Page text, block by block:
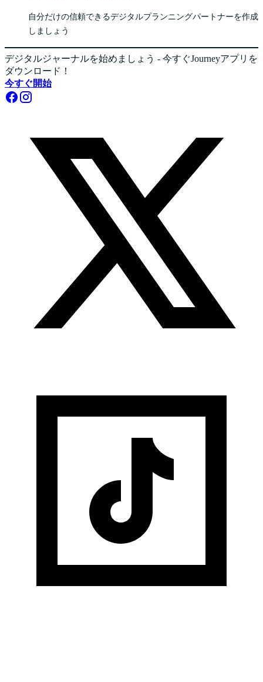
自分だけの信頼できるデジタルプランニングパートナーを作成
しましょう
デジタルジャーナルを始めましょう - 今すぐJourneyアプリを
ダウンロード！
今すぐ開始